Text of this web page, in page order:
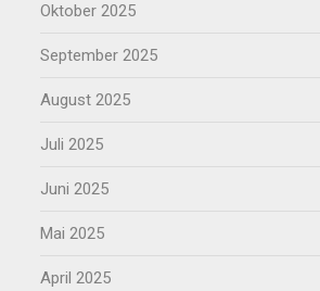
Oktober 2025
September 2025
August 2025
Juli 2025
Juni 2025
Mai 2025
April 2025